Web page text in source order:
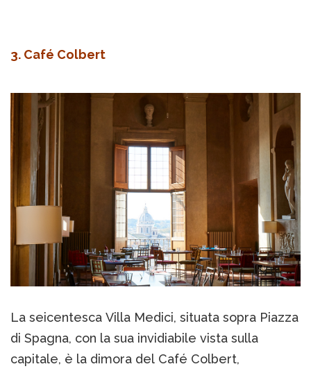
3. Café Colbert
La seicentesca Villa Medici, situata sopra Piazza
di Spagna, con la sua invidiabile vista sulla
capitale, è la dimora del Café Colbert,